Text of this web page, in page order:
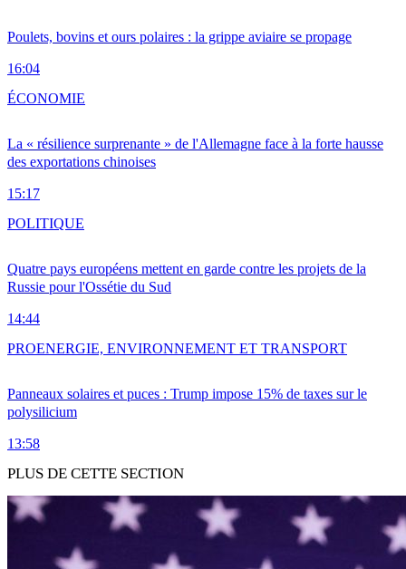
Poulets, bovins et ours polaires : la grippe aviaire se propage
16:04
La « résilience surprenante » de l'Allemagne face à la forte hausse
des exportations chinoises
15:17
ÉCONOMIE
Quatre pays européens mettent en garde contre les projets de la
Russie pour l'Ossétie du Sud
14:44
POLITIQUE
Panneaux solaires et puces : Trump impose 15% de taxes sur le
polysilicium
13:58
PROENERGIE, ENVIRONNEMENT ET TRANSPORT
PLUS DE CETTE SECTION